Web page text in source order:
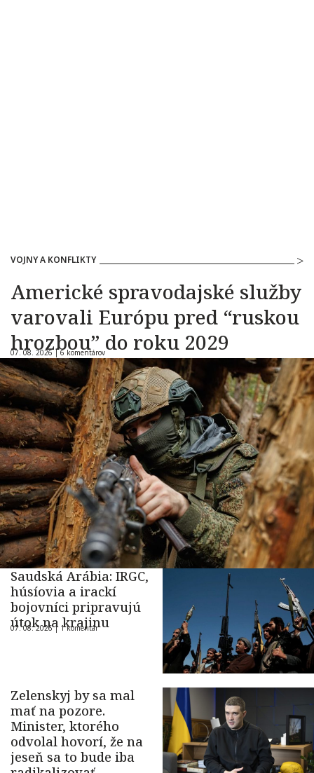
VOJNY A KONFLIKTY
Americké spravodajské služby
varovali Európu pred “ruskou
hrozbou” do roku 2029
07. 08. 2026 |6 komentárov
Saudská Arábia: IRGC,
húsíovia a irackí
bojovníci pripravujú
útok na krajinu
07. 08. 2026 | 1 komentár
Zelenskyj by sa mal
mať na pozore.
Minister, ktorého
odvolal hovorí, že na
jeseň sa to bude iba